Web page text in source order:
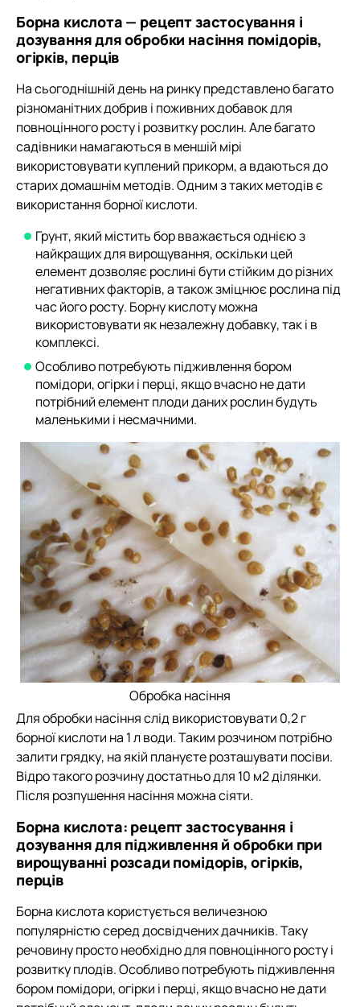
Борна кислота — рецепт застосування і
дозування для обробки насіння помідорів,
огірків, перців
На сьогоднішній день на ринку представлено багато
різноманітних добрив і поживних добавок для
повноцінного росту і розвитку рослин. Але багато
садівники намагаються в меншій мірі
використовувати куплений прикорм, а вдаються до
старих домашнім методів. Одним з таких методів є
використання борної кислоти.
Грунт, який містить бор вважається однією з
найкращих для вирощування, оскільки цей
елемент дозволяє рослині бути стійким до різних
негативних факторів, а також зміцнює рослина під
час його росту. Борну кислоту можна
використовувати як незалежну добавку, так і в
комплексі.
Особливо потребують підживлення бором
помідори, огірки і перці, якщо вчасно не дати
потрібний елемент плоди даних рослин будуть
маленькими і несмачними.
Обробка насіння
Для обробки насіння слід використовувати 0,2 г
борної кислоти на 1 л води. Таким розчином потрібно
залити грядку, на якій плануєте розташувати посіви.
Відро такого розчину достатньо для 10 м2 ділянки.
Після розпушення насіння можна сіяти.
Борна кислота: рецепт застосування і
дозування для підживлення й обробки при
вирощуванні розсади помідорів, огірків,
перців
Борна кислота користується величезною
популярністю серед досвідчених дачників. Таку
речовину просто необхідно для повноцінного росту і
розвитку плодів. Особливо потребують підживлення
бором помідори, огірки і перці, якщо вчасно не дати